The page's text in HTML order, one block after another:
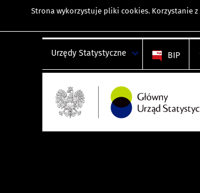
Strona wykorzystuje pliki cookies. Korzystanie
Urzędy Statystyczne BIP